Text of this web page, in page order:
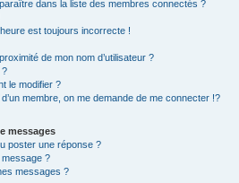
dans la liste des membres connectés ?
est toujours incorrecte !
de mon nom d’utilisateur ?
?
le modifier ?
d’un membre, on me demande de me connecter !?
messages
poster une réponse ?
?
messages ?